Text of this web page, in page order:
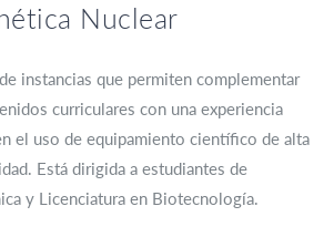
Nuclear
instancias que permiten complementar
curriculares con una experiencia
el uso de equipamiento científico de alta
Está dirigida a estudiantes de
y Licenciatura en Biotecnología.